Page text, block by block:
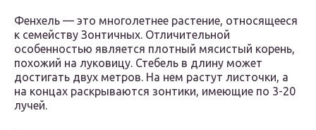
Фенхель — это многолетнее растение, относящееся
к семейству Зонтичных. Отличительной
особенностью является плотный мясистый корень,
похожий на луковицу. Стебель в длину может
достигать двух метров. На нем растут листочки, а
на концах раскрываются зонтики, имеющие по 3-20
лучей.